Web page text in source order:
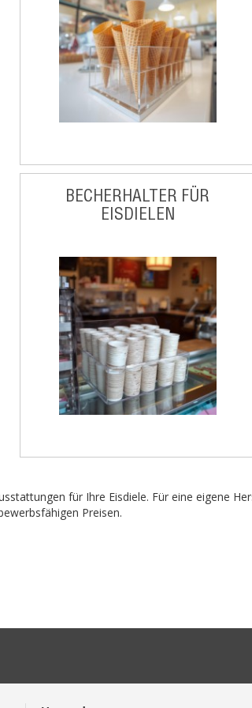
BECHERHALTER FÜR
EISDIELEN
für Ihre Eisdiele. Für eine eigene
Preisen.